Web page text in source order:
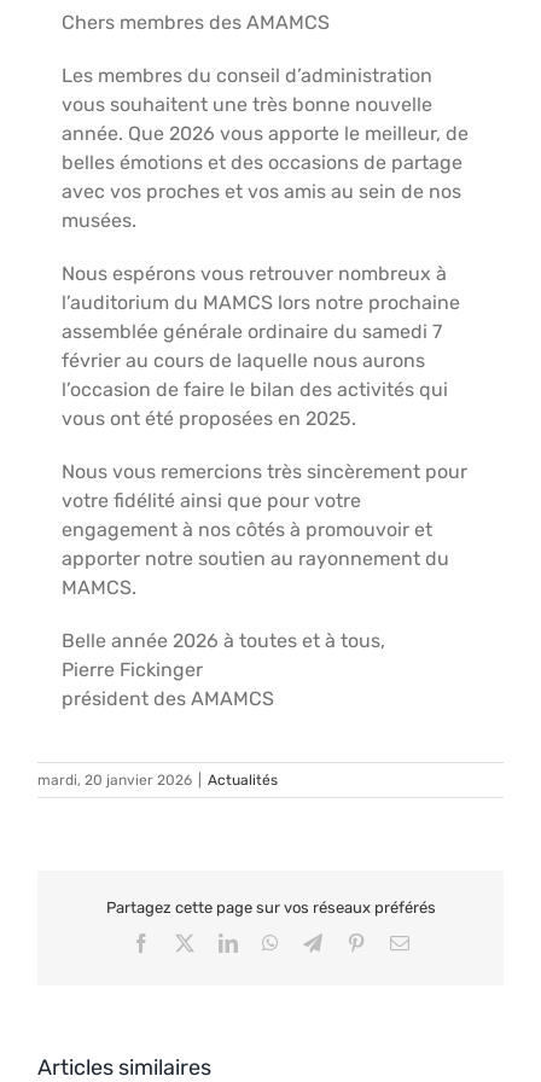
Chers membres des AMAMCS
Les membres du conseil d’administration
vous souhaitent une très bonne nouvelle
année. Que 2026 vous apporte le meilleur, de
belles émotions et des occasions de partage
avec vos proches et vos amis au sein de nos
musées.
Nous espérons vous retrouver nombreux à
l’auditorium du MAMCS lors notre prochaine
assemblée générale ordinaire du samedi 7
février au cours de laquelle nous aurons
l’occasion de faire le bilan des activités qui
vous ont été proposées en 2025.
Nous vous remercions très sincèrement pour
votre fidélité ainsi que pour votre
engagement à nos côtés à promouvoir et
apporter notre soutien au rayonnement du
MAMCS.
Belle année 2026 à toutes et à tous,
Pierre Fickinger
président des AMAMCS
mardi, 20 janvier 2026 Actualités
Partagez cette page sur vos réseaux préférés
Facebook LinkedInWhatsApp
TelegramPinterestEmail
Articles similaires